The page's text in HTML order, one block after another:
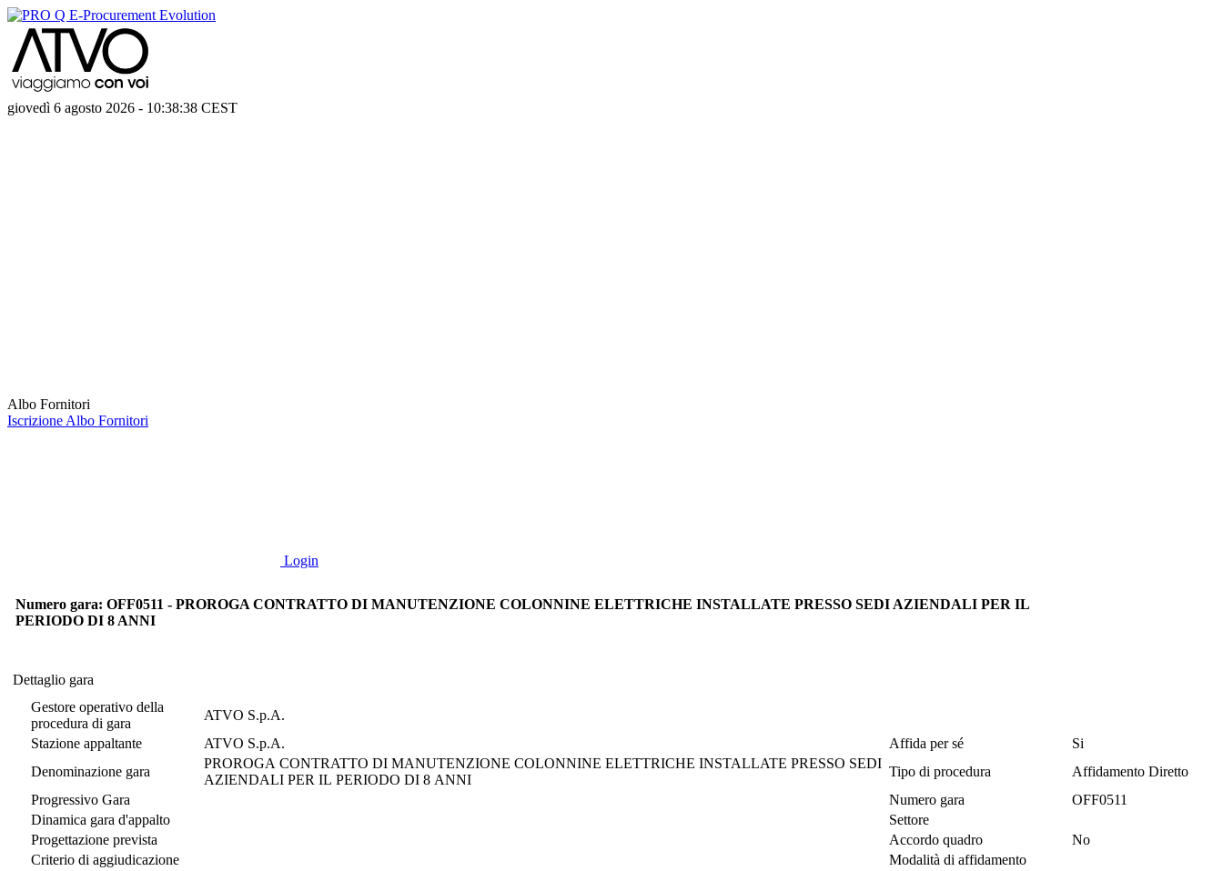
giovedì 6 agosto 2026 - 10:38:38 CEST
Albo Fornitori
Iscrizione Albo Fornitori
Login
Numero gara: OFF0511 - PROROGA CONTRATTO DI MANUTENZIONE COLONNINE ELETTRICHE INSTALLATE PRESSO SEDI AZIENDALI PER IL
PERIODO DI 8 ANNI
Dettaglio gara
Gestore operativo della
procedura di gara
ATVO S.p.A.
Stazione appaltante
ATVO S.p.A. Affida per sé
Si
Denominazione gara
PROROGA CONTRATTO DI MANUTENZIONE COLONNINE ELETTRICHE INSTALLATE PRESSO SEDI
AZIENDALI PER IL PERIODO DI 8 ANNI
Tipo di procedura
Affidamento Diretto
Progressivo Gara
Numero gara
OFF0511
Dinamica gara d'appalto
Settore
Progettazione prevista
Accordo quadro
No
Criterio di aggiudicazione
Modalità di affidamento